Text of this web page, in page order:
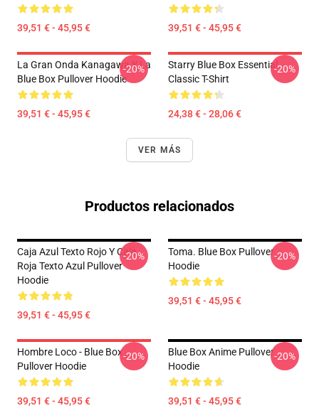
39,51 € - 45,95 € 39,51 € - 45,95 €
La Gran Onda Kanagawa Y La
Blue Box Pullover Hoodie
39,51 € - 45,95 €
-20%
Starry Blue Box Essential
Classic T-Shirt
24,38 € - 28,06 €
-20%
VER MÁS
Productos relacionados
Caja Azul Texto Rojo Y Caja
Roja Texto Azul Pullover
Hoodie
39,51 € - 45,95 €
-20%
Toma. Blue Box Pullover
Hoodie
39,51 € - 45,95 €
-20%
Hombre Loco - Blue Box
Pullover Hoodie
39,51 € - 45,95 €
-20%
Blue Box Anime Pullover
Hoodie
39,51 € - 45,95 €
-20%